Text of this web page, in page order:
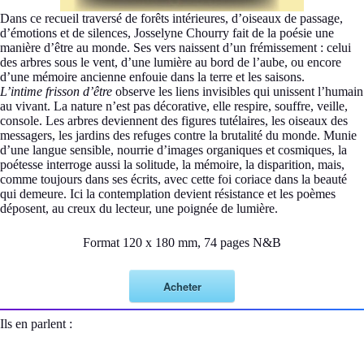
Dans ce recueil traversé de forêts intérieures, d’oiseaux de passage,
d’émotions et de silences, Josselyne Chourry fait de la poésie une
manière d’être au monde. Ses vers naissent d’un frémissement : celui
des arbres sous le vent, d’une lumière au bord de l’aube, ou encore
d’une mémoire ancienne enfouie dans la terre et les saisons.
L’intime frisson d’être observe les liens invisibles qui unissent l’humain
au vivant. La nature n’est pas décorative, elle respire, souffre, veille,
console. Les arbres deviennent des figures tutélaires, les oiseaux des
messagers, les jardins des refuges contre la brutalité du monde. Munie
d’une langue sensible, nourrie d’images organiques et cosmiques, la
poétesse interroge aussi la solitude, la mémoire, la disparition, mais,
comme toujours dans ses écrits, avec cette foi coriace dans la beauté
qui demeure. Ici la contemplation devient résistance et les poèmes
déposent, au creux du lecteur, une poignée de lumière.
Format 120 x 180 mm, 74 pages N&B
Acheter
Ils en parlent :